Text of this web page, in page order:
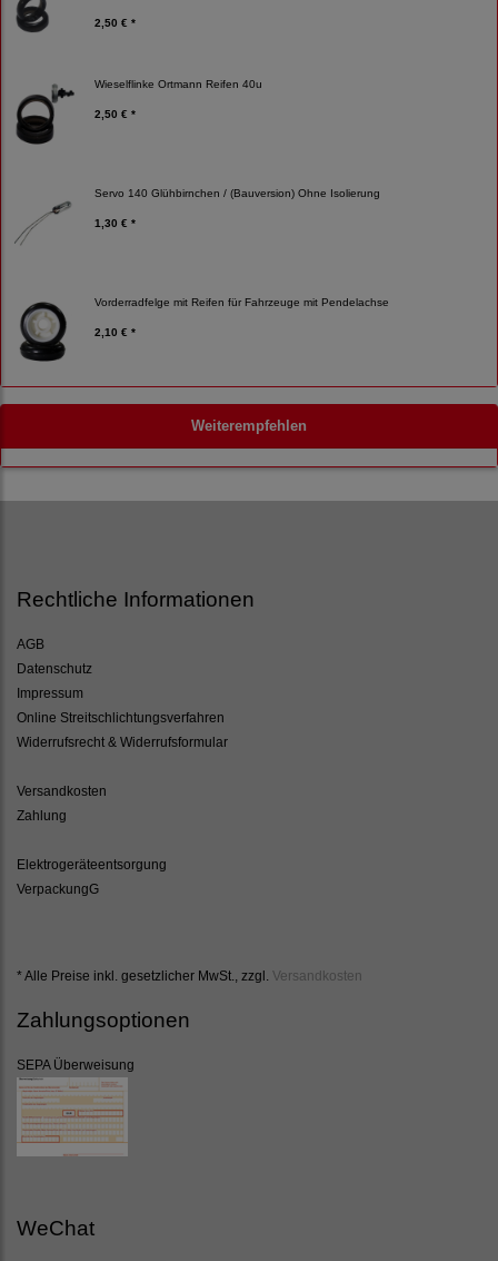
2,50 € *
Wieselflinke Ortmann Reifen 40u
2,50 € *
Servo 140 Glühbirnchen / (Bauversion) Ohne Isolierung
1,30 € *
Vorderradfelge mit Reifen für Fahrzeuge mit Pendelachse
2,10 € *
Weiterempfehlen
Rechtliche Informationen
AGB
Datenschutz
Impressum
Online Streitschlichtungsverfahren
Widerrufsrecht & Widerrufsformular
Versandkosten
Zahlung
Elektrogeräteentsorgung
VerpackungG
* Alle Preise inkl. gesetzlicher MwSt., zzgl. Versandkosten
Zahlungsoptionen
SEPA Überweisung
WeChat